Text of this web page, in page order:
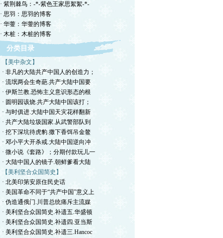
· 紫荆棘鸟：-*-紫色王家思絮絮-*-
· 思羽：思羽的博客
· 华蓥：华蓥的博客
· 木桩：木桩的博客
分类目录
【美中杂文】
· 非凡的大陆共产中国人的创造力；
· 流氓两会生奇葩.共产大陆中国要
· 伊斯兰教.恐怖主义意识形态的根
· 圆明园该烧.共产大陆中国该打；
· 与时俱进.大陆中国天灾花样翻新
· 共产大陆垃圾国家.从武警部队到
· 挖下深坑待虎豹.撒下香饵吊金鳌
· 邓小平大开杀戒.大陆中国逆向冲
· 微小说《套路》；分期付款玩儿一
· 大陆中国人的镜子.朝鲜爹看大陆
【美利坚合众国简史】
· 北美印第安原住民史话
· 美国革命不同于“共产中国”意义上
· 伪造通俄门.川普总统痛斥主流媒
· 美利坚合众国简史.补遗五.华盛顿
· 美利坚合众国简史.补遗四.亚当斯
· 美利坚合众国简史.补遗三.Hancoc